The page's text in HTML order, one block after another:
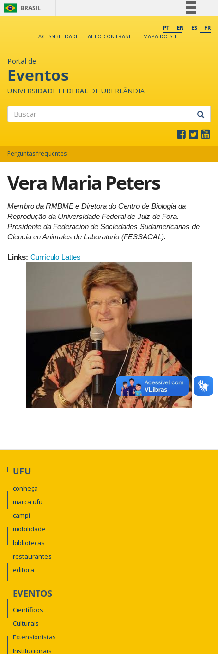
BRASIL
Comunica BR
PT EN ES
FR
ACESSIBILIDADE
ALTO CONTRASTE MAPA DO SITE
Portal de
Eventos
UNIVERSIDADE FEDERAL DE UBERLÂNDIA
Perguntas frequentes
Vera Maria Peters
Membro da RMBME e Diretora do Centro de Biologia da
Reprodução da Universidade Federal de Juiz de Fora.
Presidente da Federacion de Sociedades Sudamericanas de
Ciencia en Animales de Laboratorio (FESSACAL).
Links: Currículo Lattes
UFU
conheça
marca ufu
campi
mobilidade
bibliotecas
restaurantes
editora
EVENTOS
Científicos
Culturais
Extensionistas
Institucionais